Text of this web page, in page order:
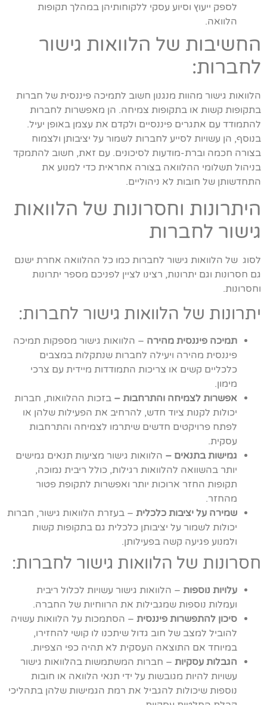
לספק ייעוץ וסיוע עסקי ללקוחותיהן במהלך תקופות
הלוואה.
החשיבות של הלוואות גישור
לחברות:
הלוואות גישור מהוות מנגנון חשוב לתמיכה פיננסית של חברות
בתקופות קשות או בתקופות צמיחה. הן מאפשרות לחברות
להתמודד עם אתגרים פיננסיים ולקדם את עצמן באופן יעיל.
בנוסף, הן עשויות לסייע לחברות לשמור על יציבותן ולצמוח
בצורה חכמה וברת-מודעות לסיכונים. עם זאת, חשוב להתמקד
בניהול תשלומי ההלוואה בצורה אחראית כדי למנוע את
התחדשותן של חובות לא ניהוליים.
היתרונות וחסרונות של הלוואות
גישור לחברות
לסוג של הלוואות גישור לחברות כמו כל ההלוואה אחרת ישנם
גם חסרונות וגם יתרונות, רצינו לציין לפניכם מספר יתרונות
וחסרונות.
יתרונות של הלוואות גישור לחברות:
תמיכה פיננסית מהירה – הלוואות גישור מספקות תמיכה
פיננסית מהירה ויעילה לחברות שנתקלות במצבים
כלכליים קשים או צריכות התמודדות מיידית עם צרכי
מימון.
אפשרות לצמיחה והתרחבות – בזכות ההלוואות, חברות
יכולות לקנות ציוד חדש, להרחיב את הפעילות שלהן או
לפתח פרויקטים חדשים שיתרמו לצמיחה והתרחבות
עסקית.
גמישות בתנאים – הלוואות גישור מציעות תנאים גמישים
יותר בהשוואה להלוואות רגילות, כולל ריבית נמוכה,
תקופות החזר ארוכות יותר ואפשרות לתקופת פטור
מהחזר.
שמירה על יציבות כלכלית – בעזרת הלוואות גישור, חברות
יכולות לשמור על יציבותן כלכלית גם בתקופות קשות
ולמנוע פגיעה קשה בפעילותן.
חסרונות של הלוואות גישור לחברות:
עלויות נוספות – הלוואות גישור עשויות לכלול ריבית
ועמלות נוספות שמגבילות את הרווחיות של החברה.
סיכון להתפשרות פיננסית – הסתמכות על הלוואות עשויה
להוביל למצב של חוב גדול שיתכנו לו קושי להחזירו,
במיוחד אם התוצאה העסקית לא תהיה כפי הצפיות.
הגבלות עסקיות – חברות המשתמשות בהלוואות גישור
עשויות להיות מגובשות על ידי תנאי הלוואה או חובות
נוספות שיכולות להגביל את רמת הגמישות שלהן בתהליכי